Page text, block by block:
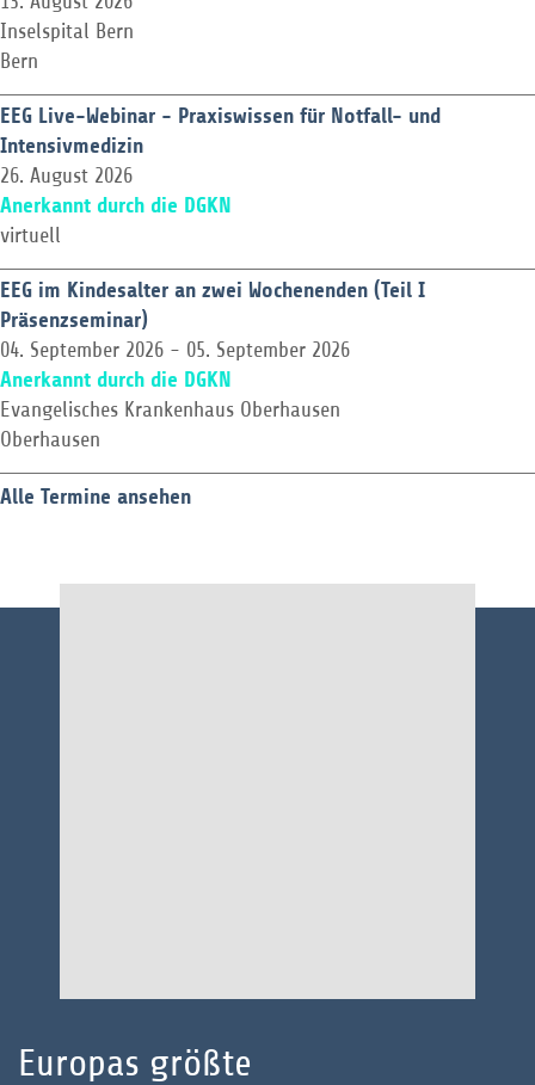
Inselspital Bern
Bern
EEG Live-Webinar - Praxiswissen für Notfall- und
Intensivmedizin
26. August 2026
Anerkannt durch die DGKN
virtuell
EEG im Kindesalter an zwei Wochenenden (Teil I
Präsenzseminar)
04. September 2026 - 05. September 2026
Anerkannt durch die DGKN
Evangelisches Krankenhaus Oberhausen
Oberhausen
Alle Termine ansehen
Europas größte